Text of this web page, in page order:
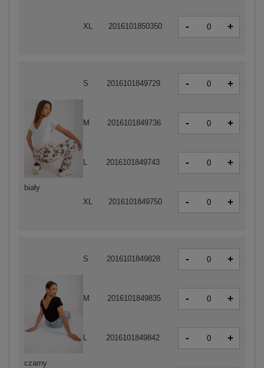
biały
S 2016101849729 - +
M 2016101849736 - +
L 2016101849743 - +
XL 2016101849750 - +
czarny
S 2016101849828 - +
M 2016101849835 - +
L 2016101849842 - +
XL 2016101850350 - +